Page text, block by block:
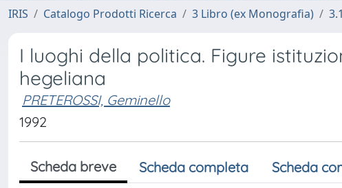
IRIS Catalogo Prodotti Ricerca 3 Libro (ex Monografia)
I luoghi della politica. Figure
hegeliana
PRETEROSSI, Geminello
1992
Scheda breve Scheda completa Scheda